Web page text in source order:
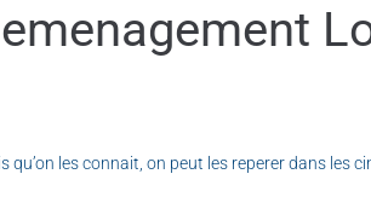
les connait, on peut les reperer dans les